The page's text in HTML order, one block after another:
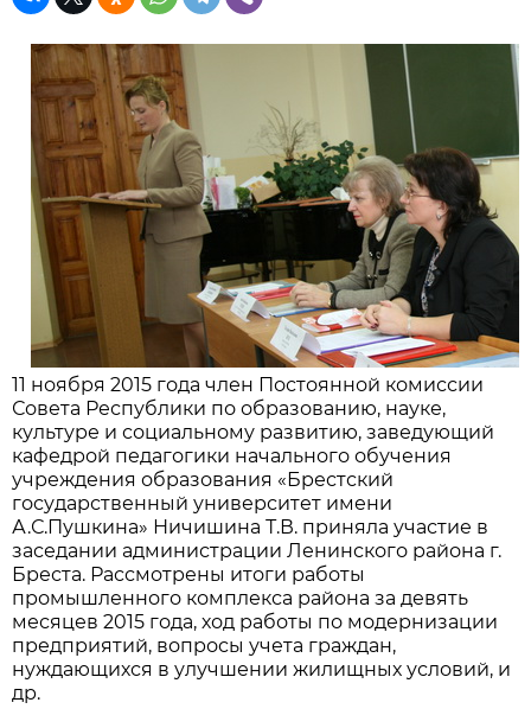
11 ноября 2015 года член Постоянной комиссии
Совета Республики по образованию, науке,
культуре и социальному развитию, заведующий
кафедрой педагогики начального обучения
учреждения образования «Брестский
государственный университет имени
А.С.Пушкина» Ничишина Т.В. приняла участие в
заседании администрации Ленинского района г.
Бреста. Рассмотрены итоги работы
промышленного комплекса района за девять
месяцев 2015 года, ход работы по модернизации
предприятий, вопросы учета граждан,
нуждающихся в улучшении жилищных условий, и
др.